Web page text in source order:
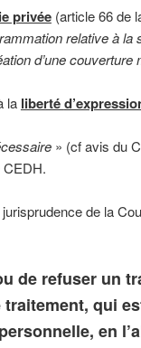
privée(article 66 de
relative à la
d’une couverture
la liberté
» (cf avis du
CEDH.
de la
de refuser un
qui
en